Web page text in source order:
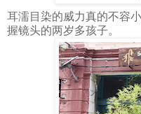
耳濡目染的威力真的不容
握镜头的两岁多孩子。